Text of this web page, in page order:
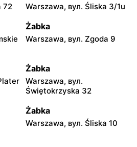
72 Warszawa, вул. Śliska 3/1u
Żabka
Warszawa, вул. Zgoda 9
Żabka
Warszawa, вул.
Świętokrzyska 32
Żabka
Warszawa, вул. Śliska 10